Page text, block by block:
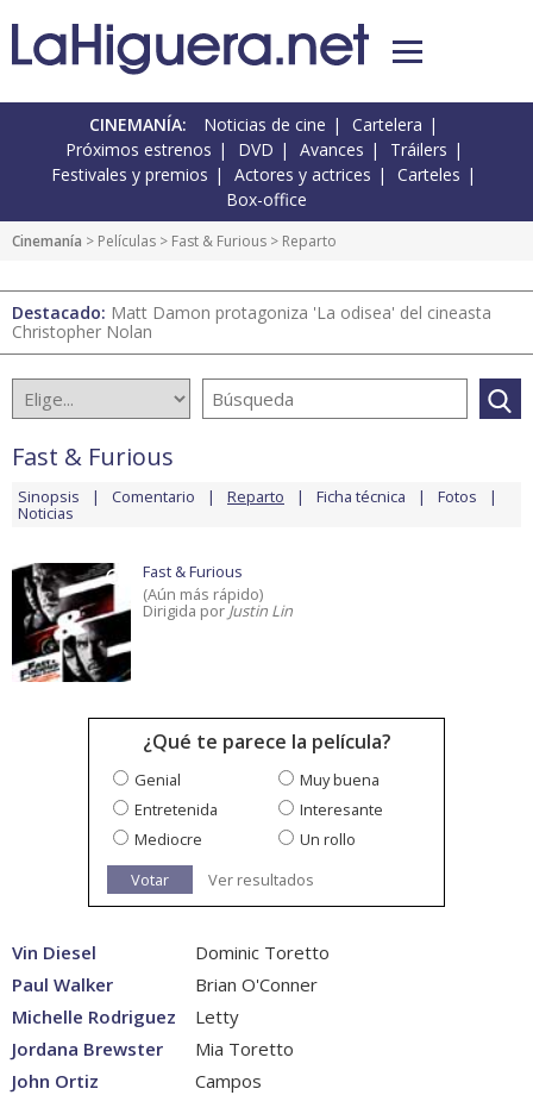
CINEMANÍA: Noticias de cine
Cartelera
Próximos estrenos
DVD Avances
Tráilers
Festivales y premios
Actores y actrices
Carteles
Box-office
Cinemanía > Películas > Fast & Furious > Reparto
Destacado: Matt Damon protagoniza 'La odisea' del cineasta
Christopher Nolan
Fast & Furious
Sinopsis Comentario Reparto Ficha técnica Fotos
Noticias
Fast & Furious
(Aún más rápido)
Dirigida porJustin Lin
¿Qué te parece la película?
Genial
Muy buena
Entretenida
Interesante
Mediocre
Un rollo
Votar
Ver resultados
Vin Diesel
Dominic Toretto
Paul Walker
Brian O'Conner
Michelle Rodriguez
Letty
Jordana Brewster
Mia Toretto
John Ortiz
Campos